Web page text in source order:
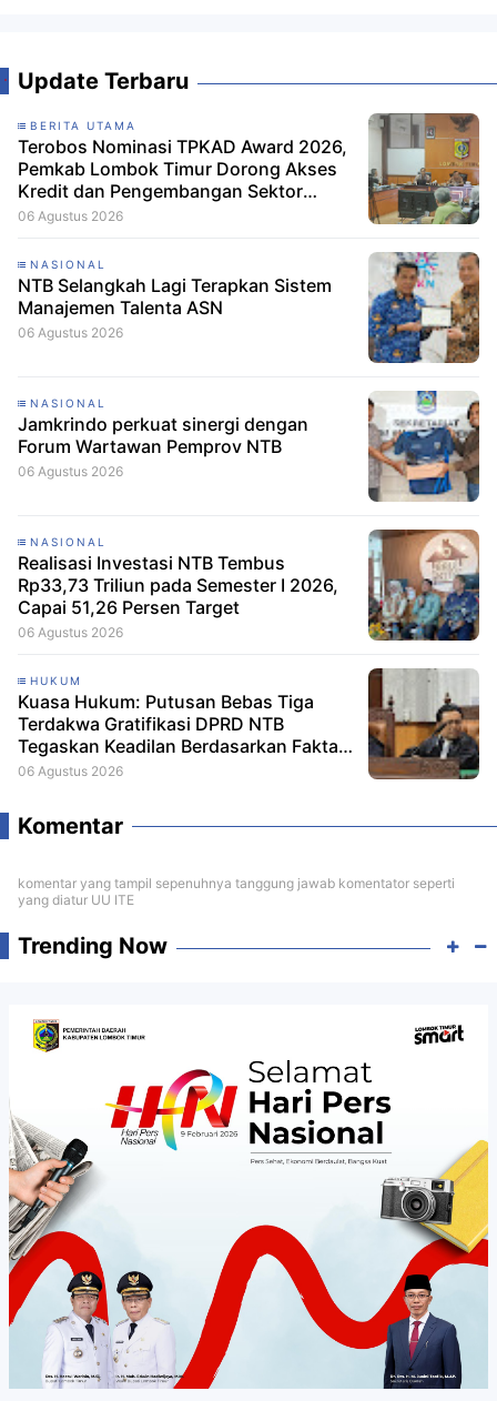
Update Terbaru
BERITA UTAMA
Terobos Nominasi TPKAD Award 2026,
Pemkab Lombok Timur Dorong Akses
Kredit dan Pengembangan Sektor
Porang
06 Agustus 2026
NASIONAL
NTB Selangkah Lagi Terapkan Sistem
Manajemen Talenta ASN
06 Agustus 2026
NASIONAL
Jamkrindo perkuat sinergi dengan
Forum Wartawan Pemprov NTB
06 Agustus 2026
NASIONAL
Realisasi Investasi NTB Tembus
Rp33,73 Triliun pada Semester I 2026,
Capai 51,26 Persen Target
06 Agustus 2026
HUKUM
Kuasa Hukum: Putusan Bebas Tiga
Terdakwa Gratifikasi DPRD NTB
Tegaskan Keadilan Berdasarkan Fakta
Persidangan
06 Agustus 2026
Komentar
komentar yang tampil sepenuhnya tanggung jawab komentator seperti
yang diatur UU ITE
Trending Now